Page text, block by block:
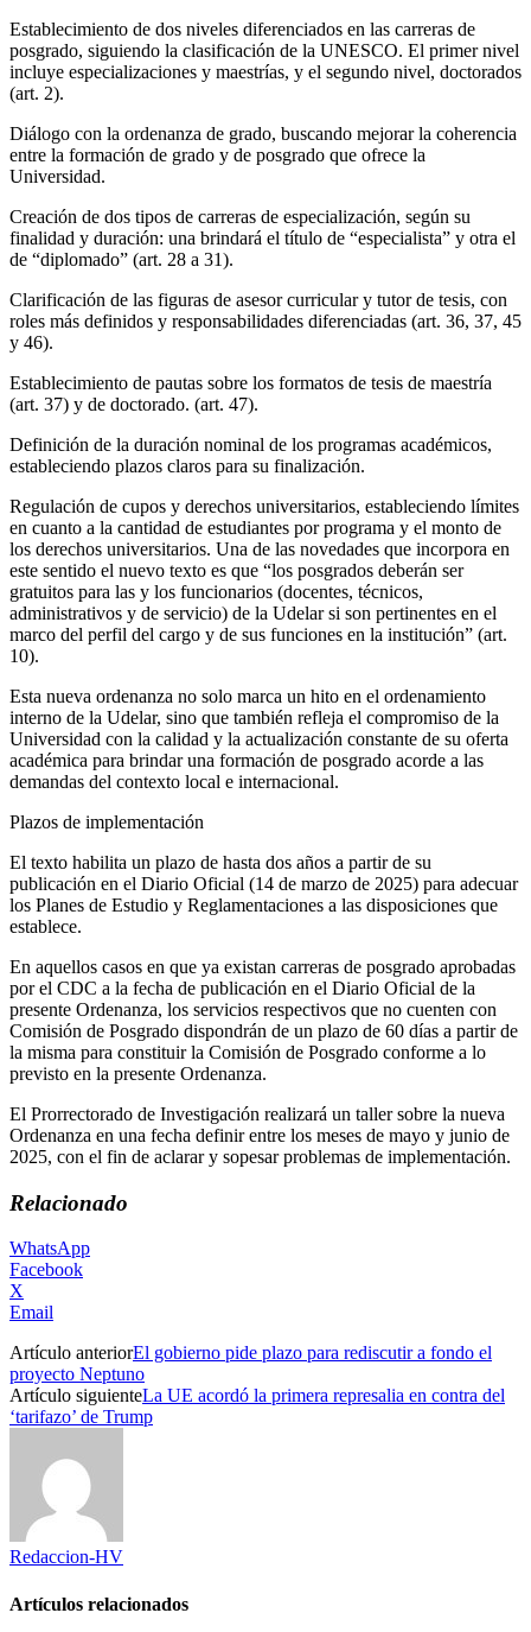
Establecimiento de dos niveles diferenciados en las carreras de
posgrado, siguiendo la clasificación de la UNESCO. El primer nivel
incluye especializaciones y maestrías, y el segundo nivel, doctorados
(art. 2).
Diálogo con la ordenanza de grado, buscando mejorar la coherencia
entre la formación de grado y de posgrado que ofrece la
Universidad.
Creación de dos tipos de carreras de especialización, según su
finalidad y duración: una brindará el título de “especialista” y otra el
de “diplomado” (art. 28 a 31).
Clarificación de las figuras de asesor curricular y tutor de tesis, con
roles más definidos y responsabilidades diferenciadas (art. 36, 37, 45
y 46).
Establecimiento de pautas sobre los formatos de tesis de maestría
(art. 37) y de doctorado. (art. 47).
Definición de la duración nominal de los programas académicos,
estableciendo plazos claros para su finalización.
Regulación de cupos y derechos universitarios, estableciendo límites
en cuanto a la cantidad de estudiantes por programa y el monto de
los derechos universitarios. Una de las novedades que incorpora en
este sentido el nuevo texto es que “los posgrados deberán ser
gratuitos para las y los funcionarios (docentes, técnicos,
administrativos y de servicio) de la Udelar si son pertinentes en el
marco del perfil del cargo y de sus funciones en la institución” (art.
10).
Esta nueva ordenanza no solo marca un hito en el ordenamiento
interno de la Udelar, sino que también refleja el compromiso de la
Universidad con la calidad y la actualización constante de su oferta
académica para brindar una formación de posgrado acorde a las
demandas del contexto local e internacional.
Plazos de implementación
El texto habilita un plazo de hasta dos años a partir de su
publicación en el Diario Oficial (14 de marzo de 2025) para adecuar
los Planes de Estudio y Reglamentaciones a las disposiciones que
establece.
En aquellos casos en que ya existan carreras de posgrado aprobadas
por el CDC a la fecha de publicación en el Diario Oficial de la
presente Ordenanza, los servicios respectivos que no cuenten con
Comisión de Posgrado dispondrán de un plazo de 60 días a partir de
la misma para constituir la Comisión de Posgrado conforme a lo
previsto en la presente Ordenanza.
El Prorrectorado de Investigación realizará un taller sobre la nueva
Ordenanza en una fecha definir entre los meses de mayo y junio de
2025, con el fin de aclarar y sopesar problemas de implementación.
Relacionado
WhatsApp
Facebook
X
Email
Artículo anteriorEl gobierno pide plazo para rediscutir a fondo el
proyecto Neptuno
Artículo siguienteLa UE acordó la primera represalia en contra del
‘tarifazo’ de Trump
Redaccion-HV
Artículos relacionados